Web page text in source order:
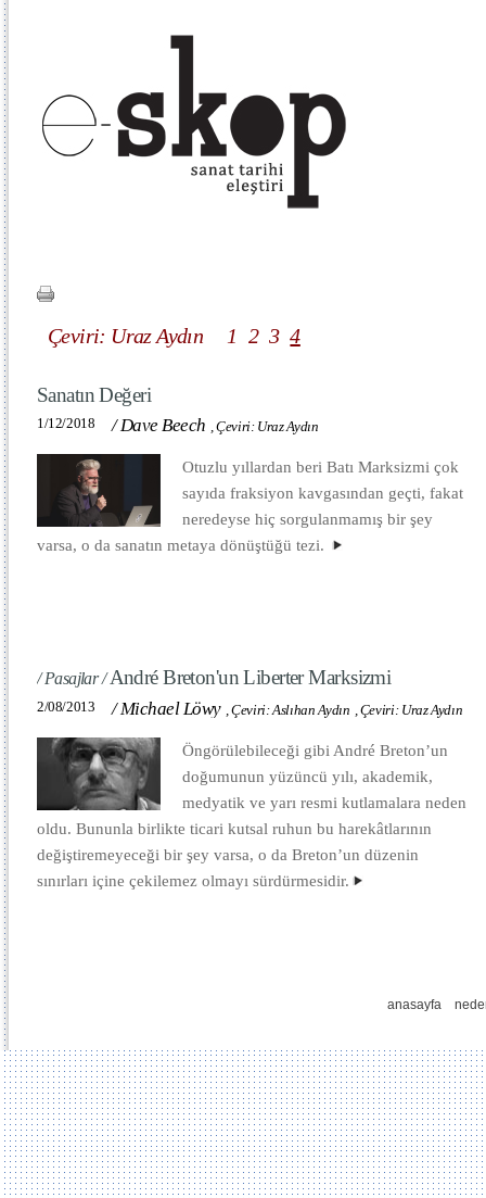
Çeviri: Uraz Aydın 1 2 3 4
Sanatın Değeri
1/12/2018 /Dave Beech ,Çeviri: Uraz Aydın
Otuzlu yıllardan beri Batı Marksizmi çok
sayıda fraksiyon kavgasından geçti, fakat
neredeyse hiç sorgulanmamış bir şey
varsa, o da sanatın metaya dönüştüğü tezi.
/ Pasajlar /André Breton'un Liberter Marksizmi
2/08/2013 /Michael Löwy ,Çeviri: Aslıhan Aydın ,Çeviri: Uraz Aydın
Öngörülebileceği gibi André Breton’un
doğumunun yüzüncü yılı, akademik,
medyatik ve yarı resmi kutlamalara neden
oldu. Bununla birlikte ticari kutsal ruhun bu harekâtlarının
değiştiremeyeceği bir şey varsa, o da Breton’un düzenin
sınırları içine çekilemez olmayı sürdürmesidir.
anasayfa